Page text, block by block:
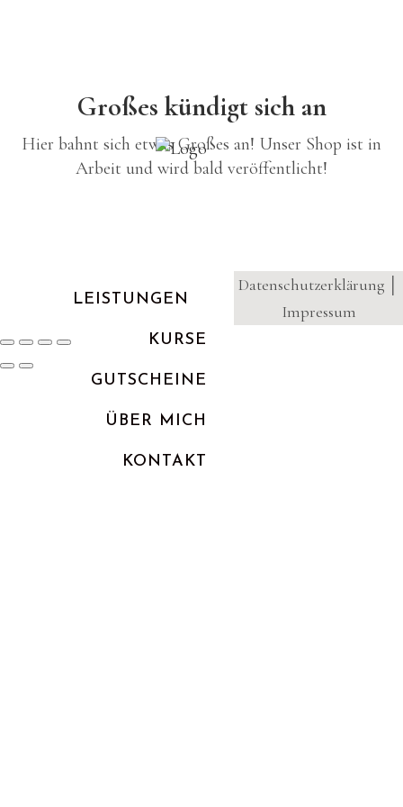
LEISTUNGEN
KURSE
GUTSCHEINE
ÜBER MICH
KONTAKT
Großes kündigt sich an
Hier bahnt sich etwas Großes an! Unser Shop ist in
Arbeit und wird bald veröffentlicht!
Datenschutzerklärung
Impressum